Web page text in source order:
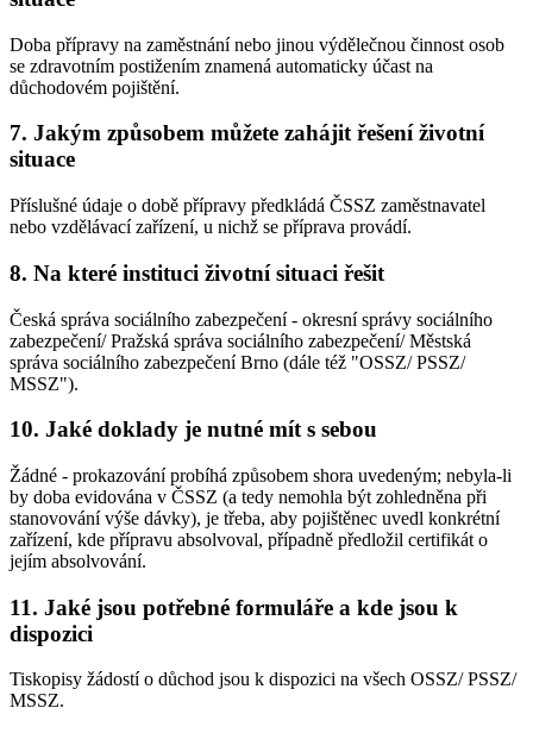
Doba přípravy na zaměstnání nebo jinou výdělečnou činnost osob
se zdravotním postižením znamená automaticky účast na
důchodovém pojištění.
7. Jakým způsobem můžete zahájit řešení životní
situace
Příslušné údaje o době přípravy předkládá ČSSZ zaměstnavatel
nebo vzdělávací zařízení, u nichž se příprava provádí.
8. Na které instituci životní situaci řešit
Česká správa sociálního zabezpečení - okresní správy sociálního
zabezpečení/ Pražská správa sociálního zabezpečení/ Městská
správa sociálního zabezpečení Brno (dále též "OSSZ/ PSSZ/
MSSZ").
10. Jaké doklady je nutné mít s sebou
Žádné - prokazování probíhá způsobem shora uvedeným; nebyla-li
by doba evidována v ČSSZ (a tedy nemohla být zohledněna při
stanovování výše dávky), je třeba, aby pojištěnec uvedl konkrétní
zařízení, kde přípravu absolvoval, případně předložil certifikát o
jejím absolvování.
11. Jaké jsou potřebné formuláře a kde jsou k
dispozici
Tiskopisy žádostí o důchod jsou k dispozici na všech OSSZ/ PSSZ/
MSSZ.